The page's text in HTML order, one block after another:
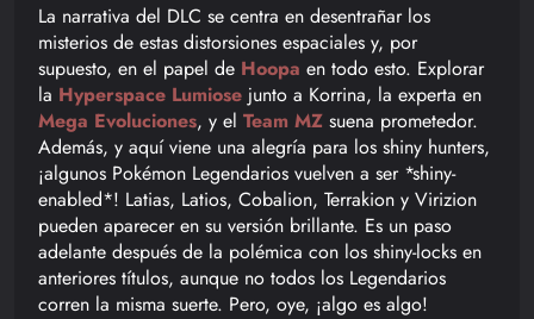
La narrativa del DLC se centra en desentrañar los
misterios de estas distorsiones espaciales y, por
supuesto, en el papel de Hoopa en todo esto. Explorar
la Hyperspace Lumiose junto a Korrina, la experta en
Mega Evoluciones, y el Team MZ suena prometedor.
Además, y aquí viene una alegría para los shiny hunters,
¡algunos Pokémon Legendarios vuelven a ser *shiny-
enabled*! Latias, Latios, Cobalion, Terrakion y Virizion
pueden aparecer en su versión brillante. Es un paso
adelante después de la polémica con los shiny-locks en
anteriores títulos, aunque no todos los Legendarios
corren la misma suerte. Pero, oye, ¡algo es algo!